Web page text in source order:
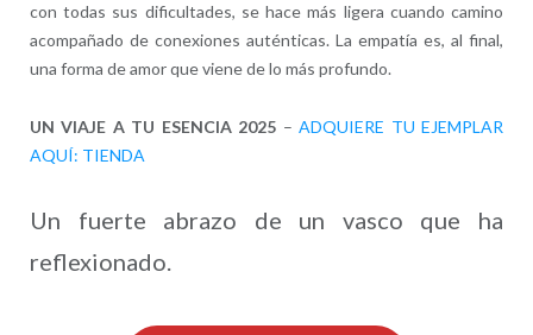
con todas sus dificultades, se hace más ligera cuando camino
acompañado de conexiones auténticas. La empatía es, al final,
una forma de amor que viene de lo más profundo.
UN VIAJE A TU ESENCIA 2025 –ADQUIERE TU EJEMPLAR
AQUÍ: TIENDA
Un fuerte abrazo de un vasco que ha
reflexionado.